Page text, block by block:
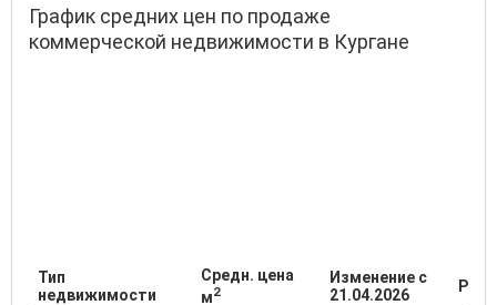
График средних цен по продаже
коммерческой недвижимости в Кургане
Тип
недвижимости
Средн. цена
м2
Изменение с
21.04.2026